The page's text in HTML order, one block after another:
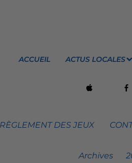
ACCUEIL ACTUS LOCALES
RÈGLEMENT DES JEUX
Archives